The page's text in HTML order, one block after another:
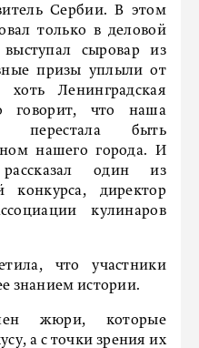
Сербии. В этом
только в деловой
сыровар из
призы уплыли от
Ленинградская
говорит, что наша
перестала быть
нашего города. И
один из
конкурса, директор
кулинаров
что участники
знанием истории.
жюри, которые
а с точки зрения их